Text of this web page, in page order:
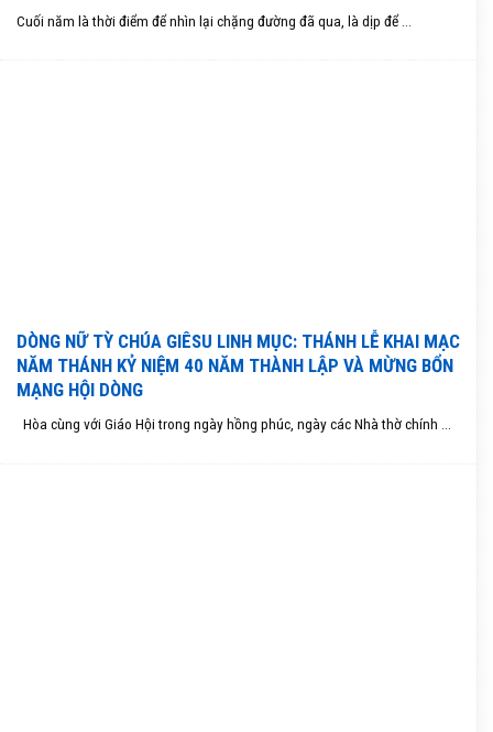
Cuối năm là thời điểm để nhìn lại chặng đường đã qua, là dịp để ...
DÒNG NỮ TỲ CHÚA GIÊSU LINH MỤC: THÁNH LỄ KHAI MẠC
NĂM THÁNH KỶ NIỆM 40 NĂM THÀNH LẬP VÀ MỪNG BỔN
MẠNG HỘI DÒNG
Hòa cùng với Giáo Hội trong ngày hồng phúc, ngày các Nhà thờ chính ...